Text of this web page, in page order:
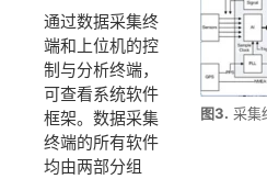
图3. 采集
通过数据采集终
端和上位机的控
制与分析终端，
可查看系统软件
框架。数据采集
终端的所有软件
均由两部分组